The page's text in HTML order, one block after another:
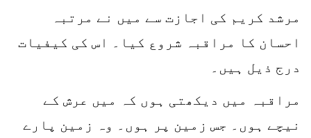
مرشد کریم کی اجازت سے میں نے مرتبہ
احسان کا مراقبہ شروع کیا۔ اس کی کیفیات
درج ذیل ہیں۔
مراقبہ میں دیکھتی ہوں کہ میں عرش کے
نیچے ہوں۔ جس زمین پر ہوں۔ وہ زمین پارے